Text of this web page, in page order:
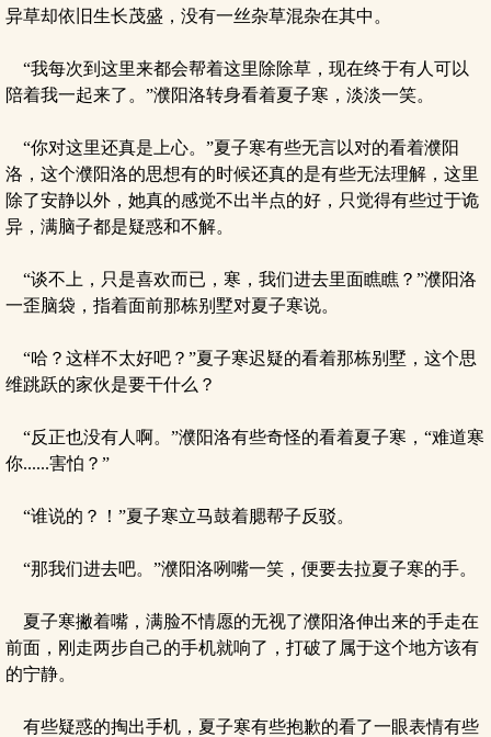
异草却依旧生长茂盛，没有一丝杂草混杂在其中。
“我每次到这里来都会帮着这里除除草，现在终于有人可以
陪着我一起来了。”濮阳洛转身看着夏子寒，淡淡一笑。
“你对这里还真是上心。”夏子寒有些无言以对的看着濮阳
洛，这个濮阳洛的思想有的时候还真的是有些无法理解，这里
除了安静以外，她真的感觉不出半点的好，只觉得有些过于诡
异，满脑子都是疑惑和不解。
“谈不上，只是喜欢而已，寒，我们进去里面瞧瞧？”濮阳洛
一歪脑袋，指着面前那栋别墅对夏子寒说。
“哈？这样不太好吧？”夏子寒迟疑的看着那栋别墅，这个思
维跳跃的家伙是要干什么？
“反正也没有人啊。”濮阳洛有些奇怪的看着夏子寒，“难道寒
你......害怕？”
“谁说的？！”夏子寒立马鼓着腮帮子反驳。
“那我们进去吧。”濮阳洛咧嘴一笑，便要去拉夏子寒的手。
夏子寒撇着嘴，满脸不情愿的无视了濮阳洛伸出来的手走在
前面，刚走两步自己的手机就响了，打破了属于这个地方该有
的宁静。
有些疑惑的掏出手机，夏子寒有些抱歉的看了一眼表情有些